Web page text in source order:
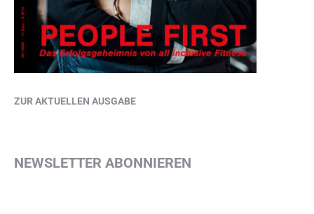
ZUR AKTUELLEN AUSGABE
NEWSLETTER ABONNIEREN